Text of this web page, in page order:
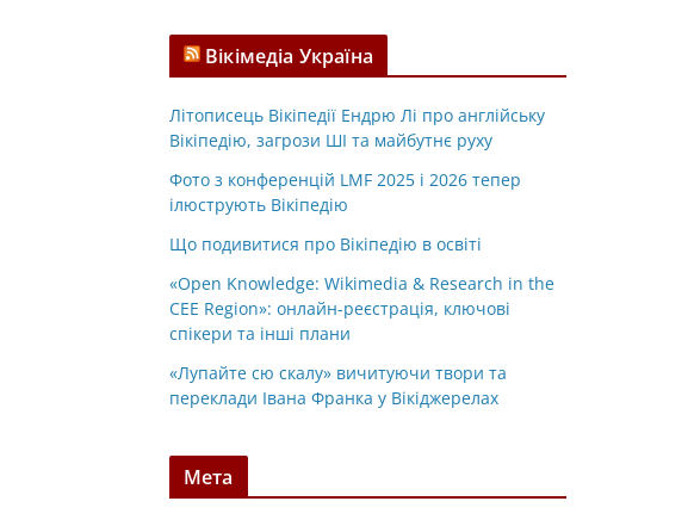
Вікімедіа Україна
Літописець Вікіпедії Ендрю Лі про англійську
Вікіпедію, загрози ШІ та майбутнє руху
Фото з конференцій LMF 2025 і 2026 тепер
ілюструють Вікіпедію
Що подивитися про Вікіпедію в освіті
«Open Knowledge: Wikimedia & Research in the
CEE Region»: онлайн-реєстрація, ключові
спікери та інші плани
«Лупайте сю скалу» вичитуючи твори та
переклади Івана Франка у Вікіджерелах
Мета